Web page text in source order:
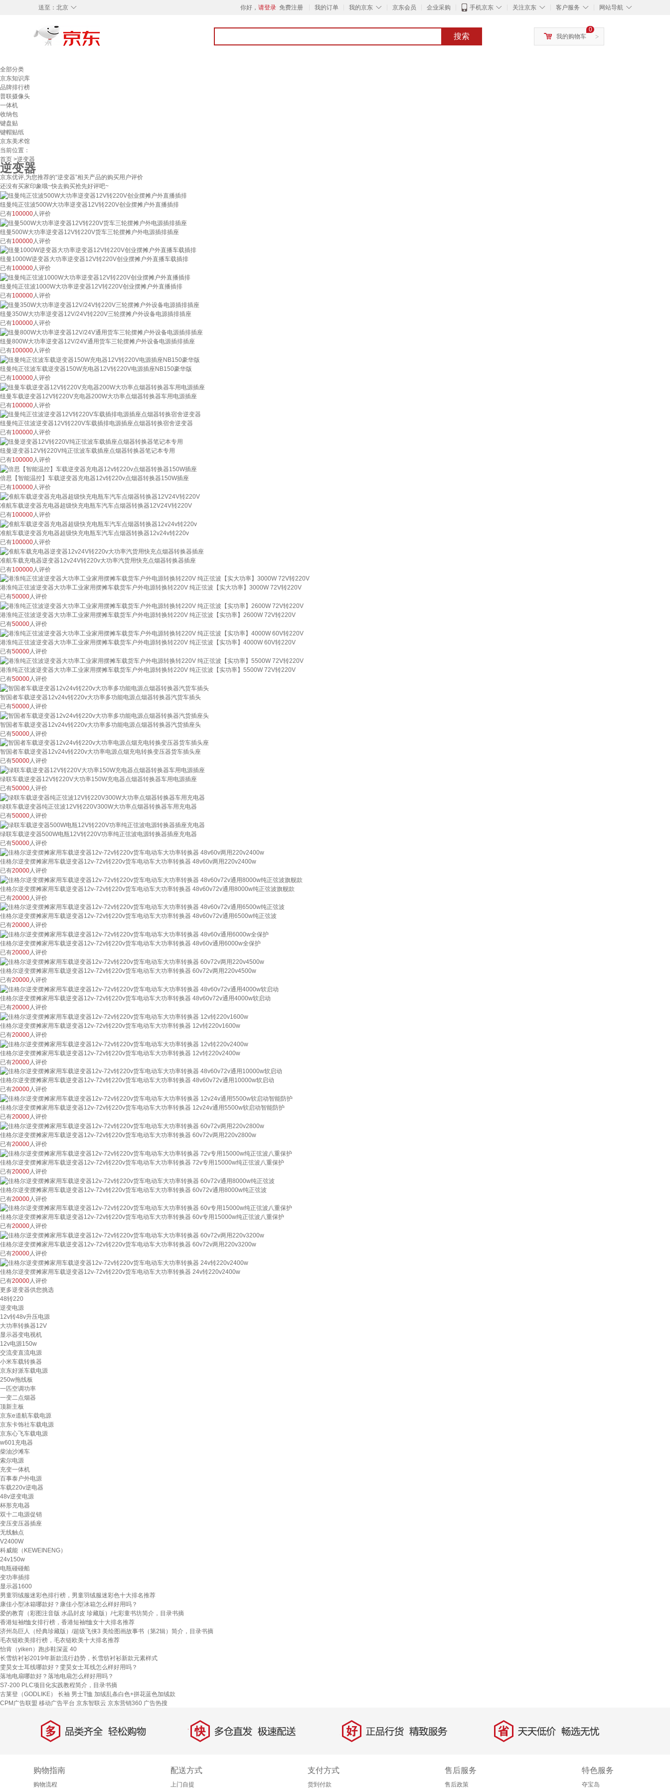
◇
送至： 北京 你好， 请登录 免费注册 我的订单 ◇
我的京东 京东会员 企业采购 ◇
手机京东 ◇
关注京东 ◇
客户服务 ◇
网站导航
搜索 >
0
我的购物车
全部分类
京东知识库
品牌排行榜
普联摄像头
一体机
收纳包
键盘贴
键帽贴纸
京东美术馆
当前位置：
首页 >逆变器
逆变器
京东优评,为您推荐的“逆变器”相关产品的购买用户评价
还没有买家印象哦~快去购买抢先好评吧~
纽曼纯正弦波500W大功率逆变器12V转220V创业摆摊户外直播插排
已有100000人评价
纽曼500W大功率逆变器12V转220V货车三轮摆摊户外电源插排插座
已有100000 人评价
纽曼1000W逆变器大功率逆变器12V转220V创业摆摊户外直播车载插排
已有100000人评价
纽曼纯正弦波1000W大功率逆变器12V转220V创业摆摊户外直播插排
已有100000人评价
纽曼350W大功率逆变器12V/24V转220V三轮摆摊户外设备电源插排插座
已有100000人评价
纽曼800W大功率逆变器12V/24V通用货车三轮摆摊户外设备电源插排插座
已有100000人评价
纽曼纯正弦波车载逆变器150W充电器12V转220V电源插座NB150豪华版
已有100000 人评价
纽曼车载逆变器12V转220V充电器200W大功率点烟器转换器车用电源插座
已有100000 人评价
纽曼纯正弦波逆变器12V转220V车载插排电源插座点烟器转换宿舍逆变器
已有100000人评价
纽曼逆变器12V转220V纯正弦波车载插座点烟器转换器笔记本专用
已有100000人评价
倍思【智能温控】车载逆变器充电器12v转220v点烟器转换器150W插座
已有100000人评价
准航车载逆变器充电器超级快充电瓶车汽车点烟器转换器12V24V转220V
已有100000人评价
准航车载逆变器充电器超级快充电瓶车汽车点烟器转换器12v24v转220v
已有100000 人评价
准航车载充电器逆变器12v24V转220v大功率汽货用快充点烟器转换器插座
已有100000 人评价
港淮纯正弦波逆变器大功率工业家用摆摊车载货车户外电源转换转220V 纯正弦波【实大功率】3000W 72V转220V
已有50000人评价
港淮纯正弦波逆变器大功率工业家用摆摊车载货车户外电源转换转220V 纯正弦波【实功率】2600W 72V转220V
已有50000人评价
港淮纯正弦波逆变器大功率工业家用摆摊车载货车户外电源转换转220V 纯正弦波【实功率】4000W 60V转220V
已有50000人评价
港淮纯正弦波逆变器大功率工业家用摆摊车载货车户外电源转换转220V 纯正弦波【实功率】5500W 72V转220V
已有50000人评价
智国者车载逆变器12v24v转220v大功率多功能电源点烟器转换器汽货车插头
已有50000 人评价
智国者车载逆变器12v24v转220v大功率多功能电源点烟器转换器汽货插座头
已有50000 人评价
智国者车载逆变器12v24v转220v大功率电源点烟充电转换变压器货车插头座
已有50000人评价
绿联车载逆变器12V转220V大功率150W充电器点烟器转换器车用电源插座
已有50000人评价
绿联车载逆变器纯正弦波12V转220V300W大功率点烟器转换器车用充电器
已有50000人评价
绿联车载逆变器500W电瓶12V转220V功率纯正弦波电源转换器插座充电器
已有50000人评价
佳格尔逆变摆摊家用车载逆变器12v-72v转220v货车电动车大功率转换器 48v60v两用220v2400w
已有20000 人评价
佳格尔逆变摆摊家用车载逆变器12v-72v转220v货车电动车大功率转换器 48v60v72v通用8000w纯正弦波旗舰款
已有20000 人评价
佳格尔逆变摆摊家用车载逆变器12v-72v转220v货车电动车大功率转换器 48v60v72v通用6500w纯正弦波
已有20000人评价
佳格尔逆变摆摊家用车载逆变器12v-72v转220v货车电动车大功率转换器 48v60v通用6000w全保护
已有20000人评价
佳格尔逆变摆摊家用车载逆变器12v-72v转220v货车电动车大功率转换器 60v72v两用220v4500w
已有20000人评价
佳格尔逆变摆摊家用车载逆变器12v-72v转220v货车电动车大功率转换器 48v60v72v通用4000w软启动
已有20000人评价
佳格尔逆变摆摊家用车载逆变器12v-72v转220v货车电动车大功率转换器 12v转220v1600w
已有20000 人评价
佳格尔逆变摆摊家用车载逆变器12v-72v转220v货车电动车大功率转换器 12v转220v2400w
已有20000 人评价
佳格尔逆变摆摊家用车载逆变器12v-72v转220v货车电动车大功率转换器 48v60v72v通用10000w软启动
已有20000人评价
佳格尔逆变摆摊家用车载逆变器12v-72v转220v货车电动车大功率转换器 12v24v通用5500w软启动智能防护
已有20000人评价
佳格尔逆变摆摊家用车载逆变器12v-72v转220v货车电动车大功率转换器 60v72v两用220v2800w
已有20000人评价
佳格尔逆变摆摊家用车载逆变器12v-72v转220v货车电动车大功率转换器 72v专用15000w纯正弦波八重保护
已有20000人评价
佳格尔逆变摆摊家用车载逆变器12v-72v转220v货车电动车大功率转换器 60v72v通用8000w纯正弦波
已有20000 人评价
佳格尔逆变摆摊家用车载逆变器12v-72v转220v货车电动车大功率转换器 60v专用15000w纯正弦波八重保护
已有20000人评价
佳格尔逆变摆摊家用车载逆变器12v-72v转220v货车电动车大功率转换器 60v72v两用220v3200w
已有20000人评价
佳格尔逆变摆摊家用车载逆变器12v-72v转220v货车电动车大功率转换器 24v转220v2400w
已有20000人评价
更多逆变器供您挑选
48转220
逆变电源
12v转48v升压电源
大功率转换器12V
显示器变电视机
12v电源150w
交流变直流电源
小米车载转换器
京东好派车载电源
250w拖线板
一匹空调功率
一变二点烟器
顶新主板
京东e道航车载电源
京东卡饰社车载电源
京东心飞车载电源
w601充电器
柴油沙滩车
索尔电源
充变一体机
百事泰户外电源
车载220v逆电器
48v逆变电源
杯形充电器
双十二电源促销
变压变压器插座
无线触点
V2400W
科威能（KEWEINENG）
24v150w
电瓶碰碰船
变功率插排
显示器1600
男童羽绒服迷彩色排行榜，男童羽绒服迷彩色十大排名推荐
康佳小型冰箱哪款好？康佳小型冰箱怎么样好用吗？
爱的教育（彩图注音版 水晶封皮 珍藏版）/七彩童书坊简介，目录书摘
香港短袖t恤女排行榜，香港短袖t恤女十大排名推荐
济州岛巨人（经典珍藏版）/超级飞侠3 美绘图画故事书（第2辑）简介，目录书摘
毛衣链欧美排行榜，毛衣链欧美十大排名推荐
怡肯（yiken）跑步鞋深蓝 40
长雪纺衬衫2019年新款流行趋势，长雪纺衬衫新款元素样式
雯昊女士耳线哪款好？雯昊女士耳线怎么样好用吗？
落地电扇哪款好？落地电扇怎么样好用吗？
S7-200 PLC项目化实践教程简介，目录书摘
古莱登（GODLIKE） 长袖 男士T恤 加绒乱条白色+拼花蓝色加绒款
CPM广告联盟 移动广告平台 京东智联云 京东营销360 广告热搜
多 品类齐全，轻松购物 快 多仓直发，极速配送 好 正品行货，精致服务 省 天天低价，畅选无忧
购物指南
购物流程
配送方式
上门自提
支付方式
货到付款
售后服务
售后政策
特色服务
夺宝岛